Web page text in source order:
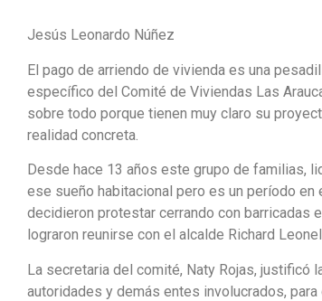
Jesús Leonardo Núñez
El pago de arriendo de vivienda es una
específico del Comité de Viviendas Las
sobre todo porque tienen muy claro su
realidad concreta.
Desde hace 13 años este grupo de familias,
ese sueño habitacional pero es un período
decidieron protestar cerrando con barricadas
lograron reunirse con el alcalde Richard
La secretaria del comité, Naty Rojas, justificó
autoridades y demás entes involucrados,